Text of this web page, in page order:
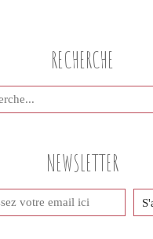
NEWSLETTER
RECHERCHE